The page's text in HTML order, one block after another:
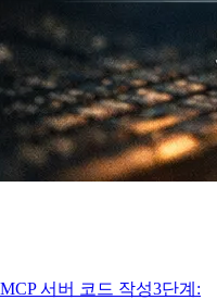
서버 코드 작성3단계: